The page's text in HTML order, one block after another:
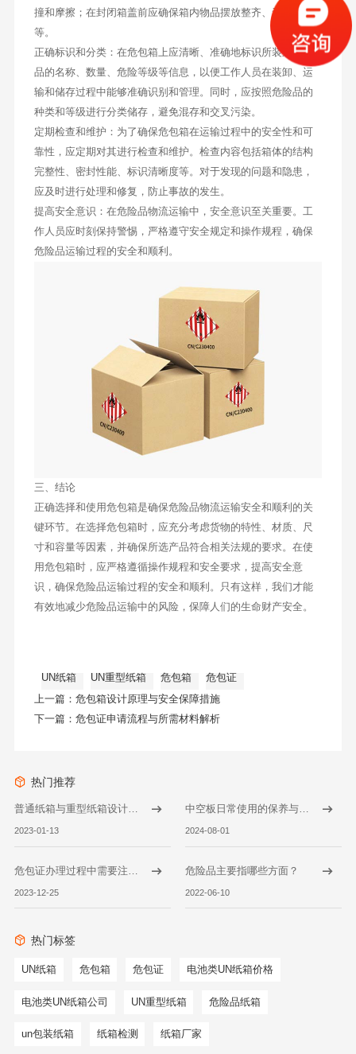
撞和摩擦；在封闭箱盖前应确保箱内物品摆放整齐、无散落
等。
正确标识和分类：在危包箱上应清晰、准确地标识所装运危险
品的名称、数量、危险等级等信息，以便工作人员在装卸、运
输和储存过程中能够准确识别和管理。同时，应按照危险品的
种类和等级进行分类储存，避免混存和交叉污染。
定期检查和维护：为了确保危包箱在运输过程中的安全性和可
靠性，应定期对其进行检查和维护。检查内容包括箱体的结构
完整性、密封性能、标识清晰度等。对于发现的问题和隐患，
应及时进行处理和修复，防止事故的发生。
提高安全意识：在危险品物流运输中，安全意识至关重要。工
作人员应时刻保持警惕，严格遵守安全规定和操作规程，确保
危险品运输过程的安全和顺利。
三、结论
正确选择和使用危包箱是确保危险品物流运输安全和顺利的关
键环节。在选择危包箱时，应充分考虑货物的特性、材质、尺
寸和容量等因素，并确保所选产品符合相关法规的要求。在使
用危包箱时，应严格遵循操作规程和安全要求，提高安全意
识，确保危险品运输过程的安全和顺利。只有这样，我们才能
有效地减少危险品运输中的风险，保障人们的生命财产安全。
UN纸箱 UN重型纸箱 危包箱
危包证
上一篇： 危包箱设计原理与安全保障措施
下一篇： 危包证申请流程与所需材料解析
热门推荐
普通纸箱与重型纸箱设计的不同之处
2023-01-13
中空板日常使用的保养与常见问题
2024-08-01
2023-12-25
危险品主要指哪些方面？
2022-06-10
热门标签
UN纸箱 危包箱 危包证 电池类UN纸箱价格
电池类UN纸箱公司 UN重型纸箱 危险品纸箱
un包装纸箱 纸箱检测 纸箱厂家